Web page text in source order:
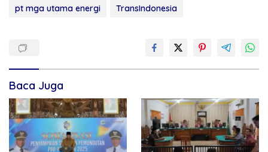
pt mga utama energi TransIndonesia
Baca Juga